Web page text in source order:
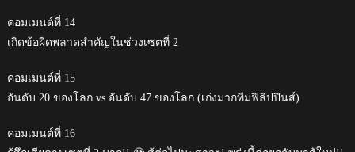
คอมเมนต์ที่ 14
เกิดข้อผิดพลาดสำคัญในช่วงเซตที่ 2
คอมเมนต์ที่ 15
อันดับ 20 ของโลก vs อันดับ 47 ของโลก (เก่งมากทีมฟิลิปปินส์)
คอมเมนต์ที่ 16